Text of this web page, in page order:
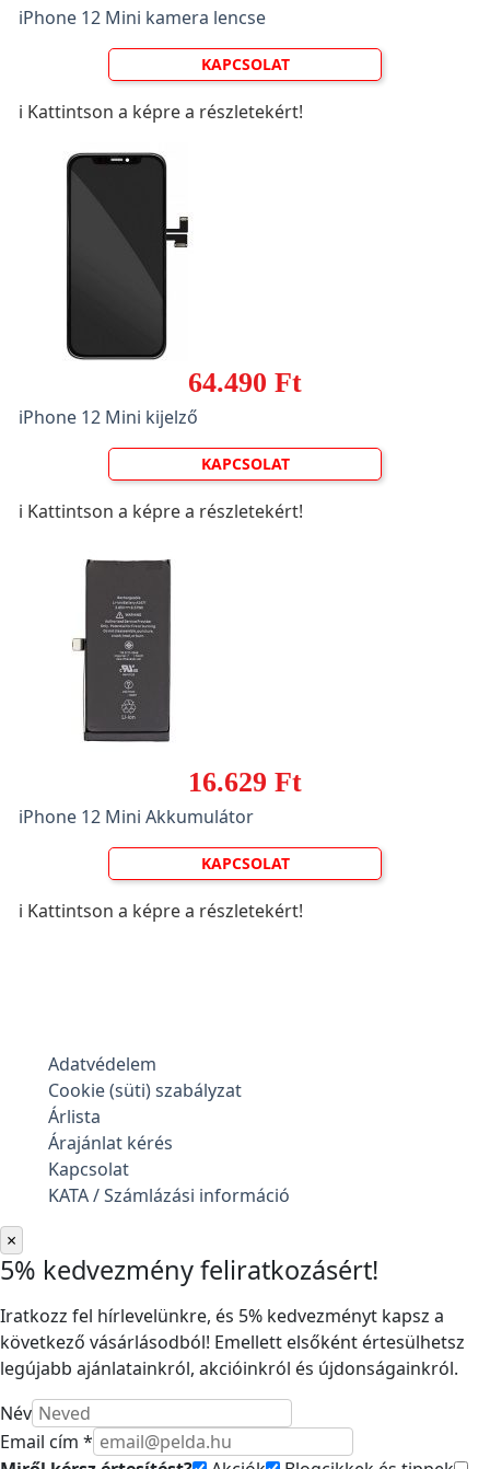
iPhone 12 Mini kamera lencse
KAPCSOLAT
ℹ️ Kattintson a képre a részletekért!
64.490 Ft
iPhone 12 Mini kijelző
KAPCSOLAT
ℹ️ Kattintson a képre a részletekért!
16.629 Ft
iPhone 12 Mini Akkumulátor
KAPCSOLAT
ℹ️ Kattintson a képre a részletekért!
Adatvédelem
Cookie (süti) szabályzat
Árlista
Árajánlat kérés
Kapcsolat
KATA / Számlázási információ
×
5% kedvezmény feliratkozásért!
Iratkozz fel hírlevelünkre, és 5% kedvezményt kapsz a
következő vásárlásodból! Emellett elsőként értesülhetsz
legújabb ajánlatainkról, akcióinkról és újdonságainkról.
Név
Email cím *